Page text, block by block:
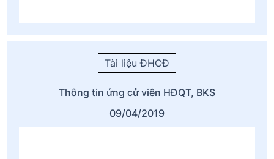
Tài liệu ĐHCĐ
Thông tin ứng cử viên HĐQT, BKS
09/04/2019